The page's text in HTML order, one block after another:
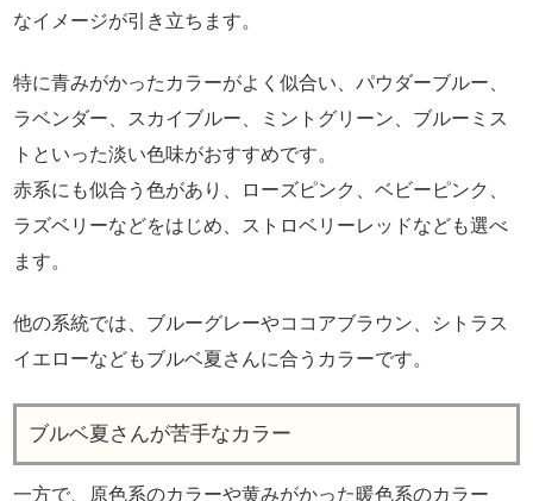
なイメージが引き立ちます。
特に青みがかったカラーがよく似合い、パウダーブルー、
ラベンダー、スカイブルー、ミントグリーン、ブルーミス
トといった淡い色味がおすすめです。
赤系にも似合う色があり、ローズピンク、ベビーピンク、
ラズベリーなどをはじめ、ストロベリーレッドなども選べ
ます。
他の系統では、ブルーグレーやココアブラウン、シトラス
イエローなどもブルベ夏さんに合うカラーです。
ブルベ夏さんが苦手なカラー
一方で、原色系のカラーや黄みがかった暖色系のカラー